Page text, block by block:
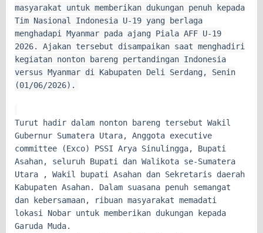
masyarakat untuk memberikan dukungan penuh kepada
Tim Nasional Indonesia U-19 yang berlaga
menghadapi Myanmar pada ajang Piala AFF U-19
2026. Ajakan tersebut disampaikan saat menghadiri
kegiatan nonton bareng pertandingan Indonesia
versus Myanmar di Kabupaten Deli Serdang, Senin
(01/06/2026).
Turut hadir dalam nonton bareng tersebut Wakil
Gubernur Sumatera Utara, Anggota executive
committee (Exco) PSSI Arya Sinulingga, Bupati
Asahan, seluruh Bupati dan Walikota se-Sumatera
Utara , Wakil bupati Asahan dan Sekretaris daerah
Kabupaten Asahan. Dalam suasana penuh semangat
dan kebersamaan, ribuan masyarakat memadati
lokasi Nobar untuk memberikan dukungan kepada
Garuda Muda.